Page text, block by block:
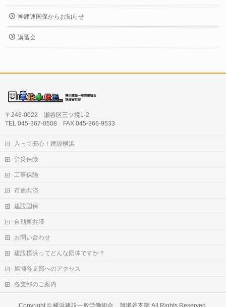
神建連国保からお知らせ
講習会
〒246-0022 瀬谷区三ツ境1-2
TEL 045-367-0508 FAX 045-366-9533
入って安心！建設横浜
労災保険
工事保険
市連共済
建設国保
自動車共済
お問い合わせ
建設横浜ってどんな団体ですか？
旭瀬谷支部へのアクセス
各支部のご案内
Copyright © 横浜建設一般労働組合 旭瀬谷支部All Rights Reserved.